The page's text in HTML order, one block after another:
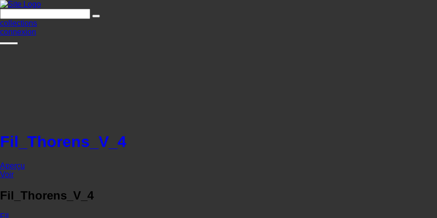
collections
connexion
Fil_Thorens_V_4
Aperçu
Voir
Fil_Thorens_V_4
FIL